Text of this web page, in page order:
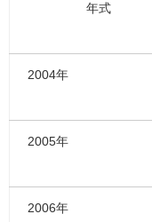
年式
2004年
2005年
2006年